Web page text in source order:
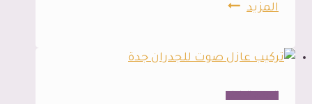
المزيدديكور
خشب
تمتع